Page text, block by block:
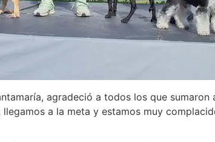
agradeció a todos los que sumaron
a la meta y estamos muy